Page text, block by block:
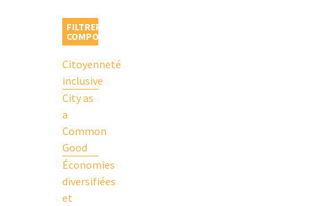
FILTRER PAR
COMPOSANT
Citoyenneté
inclusive
City as
a
Common
Good
Économies
diversifiées
et